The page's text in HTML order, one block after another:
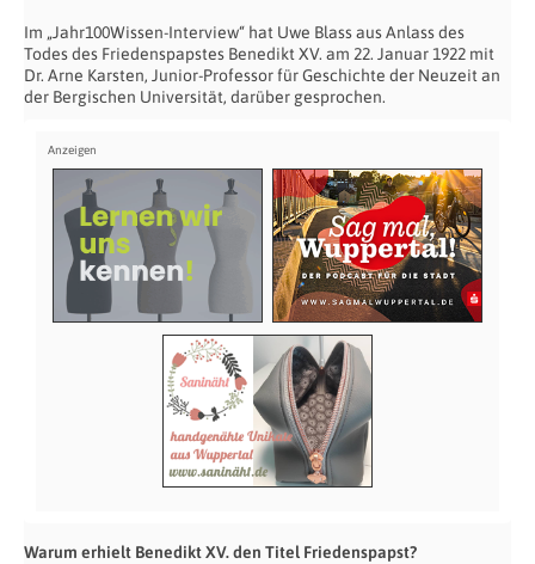
Im „Jahr100Wissen-Interview“ hat Uwe Blass aus Anlass des
Todes des Friedenspapstes Benedikt XV. am 22. Januar 1922 mit
Dr. Arne Karsten, Junior-Professor für Geschichte der Neuzeit an
der Bergischen Universität, darüber gesprochen.
Warum erhielt Benedikt XV. den Titel Friedenspapst?